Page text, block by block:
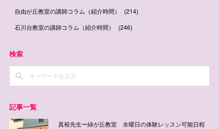
自由が丘教室の講師コラム（紹介時間）
(214)
石川台教室の講師コラム（紹介時間）
(246)
検索
記事一覧
真裕先生ー緑が丘教室 水曜日の体験レッスン可能日程